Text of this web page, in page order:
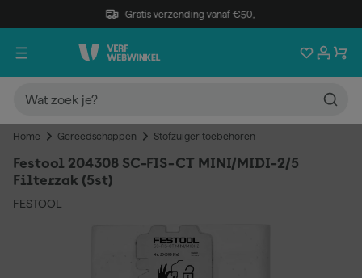
Gratis verzending vanaf €50,-
Home Gereedschappen Stofzuiger toebehoren
Festool 204308 SC-FIS-CT MINI/MIDI-2/5
Filterzak (5st)
FESTOOL